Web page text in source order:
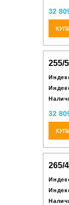
32
255/
32
265/